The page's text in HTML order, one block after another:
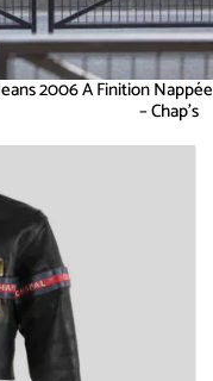
2006 A Finition Nappée
– Chap’s